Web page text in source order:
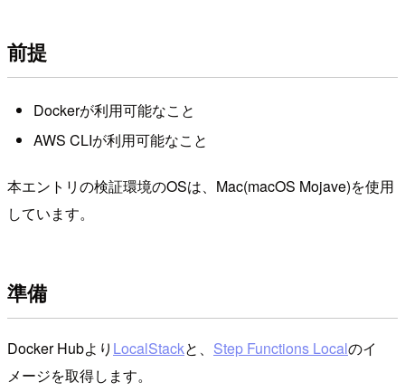
前提
Dockerが利用可能なこと
AWS CLIが利用可能なこと
本エントリの検証環境のOSは、Mac(macOS Mojave)を使用
しています。
準備
Docker Hubより LocalStackと、 Step Functions Localのイ
メージを取得します。